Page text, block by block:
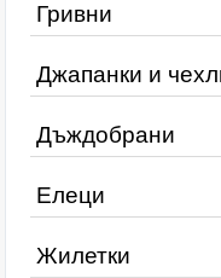
Гривни
Джапанки и
Дъждобрани
Елеци
Жилетки